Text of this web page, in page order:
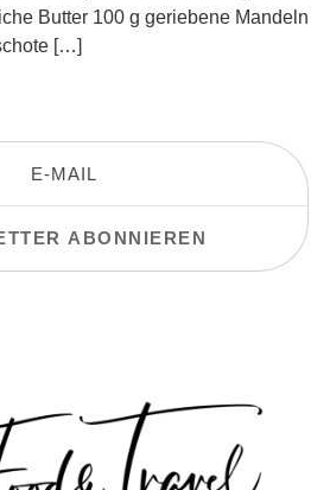
Butter 100 g geriebene Mandeln
[…]